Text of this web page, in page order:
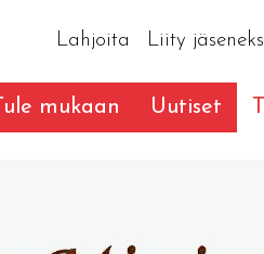
Lahjoita Liity
Tule mukaan Uutiset